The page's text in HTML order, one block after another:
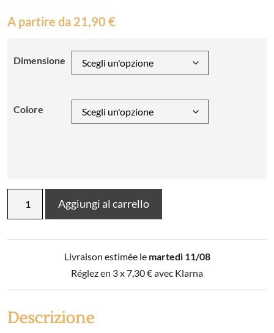
A partire da 21,90 €
Dimensione
Colore
cuscino
Aggiungi al carrello
Livraison estimée le martedì 11/08
Réglez en 3 x7,30€avec Klarna
Descrizione